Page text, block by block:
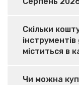
Скільки
інструментів
міститься в
Чи можна